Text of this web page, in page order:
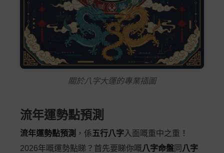
關於八字大運的專業插圖
流年運勢點預測
流年運勢點預測 ，係五行八字入面嘅重中之重！
2026年嘅運勢點睇？首先要睇你嘅八字命盤 同 八字